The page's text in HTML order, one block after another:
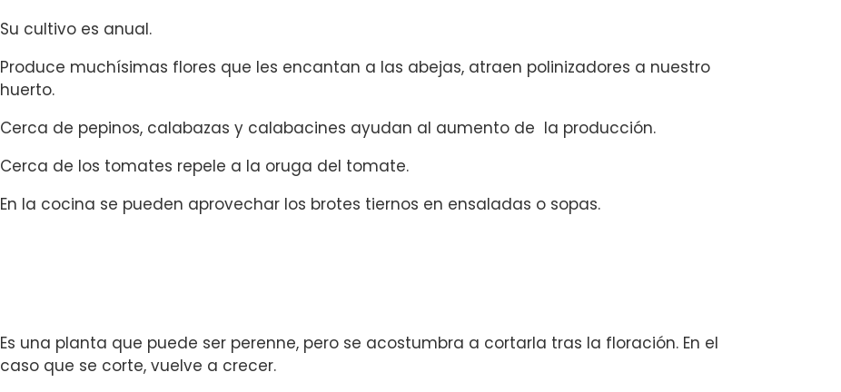
Su cultivo es anual.
Produce muchísimas flores que les encantan a las abejas, atraen polinizadores a nuestro
huerto.
Cerca de pepinos, calabazas y calabacines ayudan al aumento de la producción.
Cerca de los tomates repele a la oruga del tomate.
En la cocina se pueden aprovechar los brotes tiernos en ensaladas o sopas.
Es una planta que puede ser perenne, pero se acostumbra a cortarla tras la floración. En el
caso que se corte, vuelve a crecer.